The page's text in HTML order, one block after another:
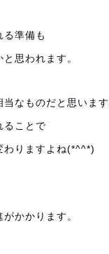
る準備も
思われます。
当なものだと思いま
ることで
わりますよね(*^^*)
かかります。